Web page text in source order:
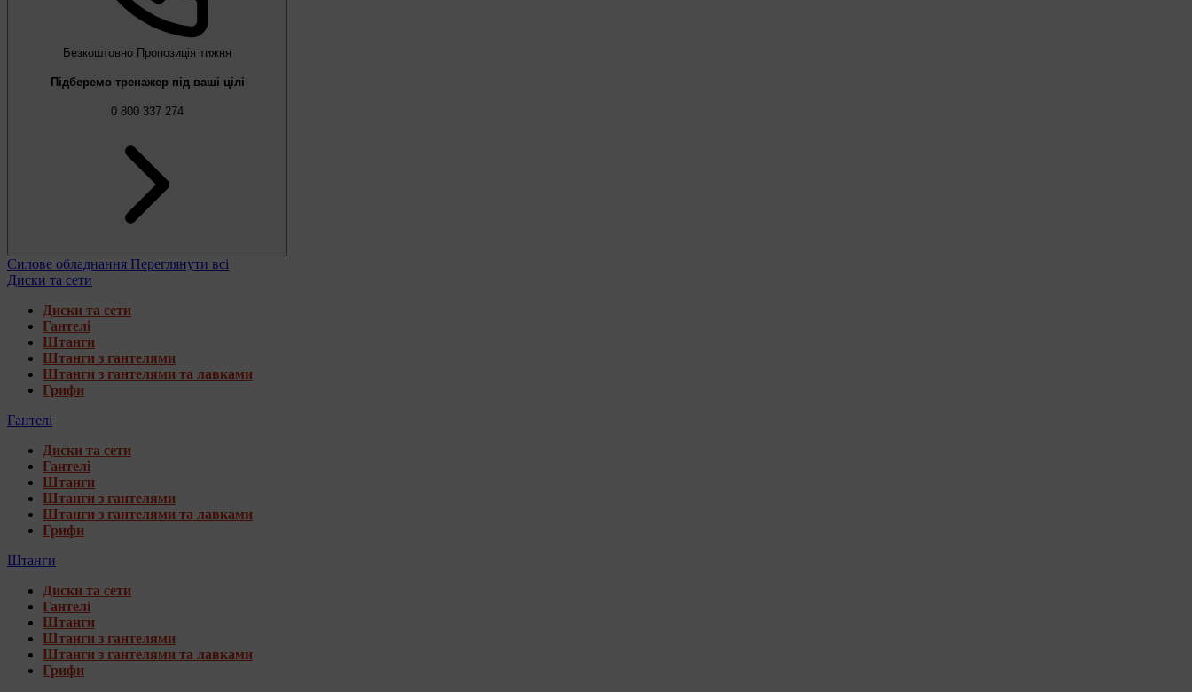
Безкоштовно Пропозиція тижня
Підберемо тренажер під ваші цілі
0 800 337 274
Силове обладнання Переглянути всі
Диски та сети
Диски та сети
Гантелі
Штанги
Штанги з гантелями
Штанги з гантелями та лавками
Грифи
Гантелі
Диски та сети
Гантелі
Штанги
Штанги з гантелями
Штанги з гантелями та лавками
Грифи
Штанги
Диски та сети
Гантелі
Штанги
Штанги з гантелями
Штанги з гантелями та лавками
Грифи